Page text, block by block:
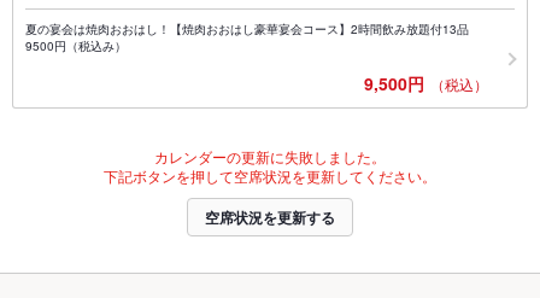
夏の宴会は焼肉おおはし！【焼肉おおはし豪華宴会コース】2時間飲み放題付13品
9500円（税込み）
9,500円 （税込）
カレンダーの更新に失敗しました。
下記ボタンを押して空席状況を更新してください。
空席状況を更新する